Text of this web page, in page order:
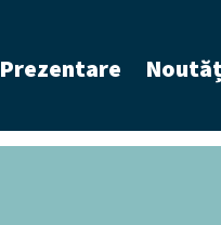
Prezentare